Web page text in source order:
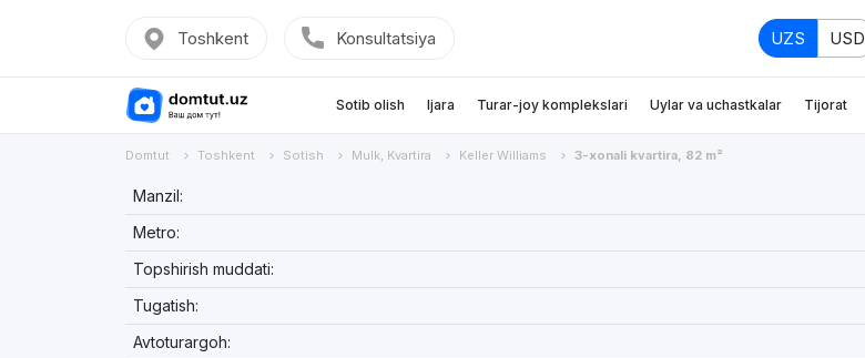
Toshkent Konsultatsiya UZS USD
Sotib olish Ijara Turar-joy komplekslari Uylar va uchastkalar Tijorat
Domtut Toshkent Sotish Mulk, Kvartira Keller Williams 3-xonali kvartira, 82 m²
Manzil:
Metro:
Topshirish muddati:
Tugatish:
Avtoturargoh: